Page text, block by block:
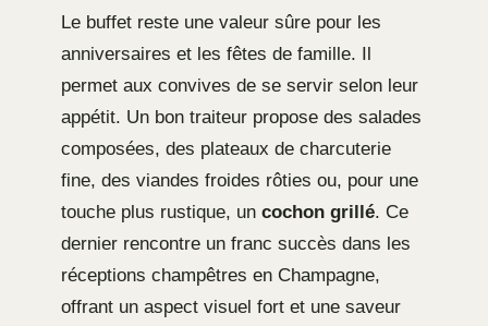
Le buffet reste une valeur sûre pour les
anniversaires et les fêtes de famille. Il
permet aux convives de se servir selon leur
appétit. Un bon traiteur propose des salades
composées, des plateaux de charcuterie
fine, des viandes froides rôties ou, pour une
touche plus rustique, un cochon grillé. Ce
dernier rencontre un franc succès dans les
réceptions champêtres en Champagne,
offrant un aspect visuel fort et une saveur